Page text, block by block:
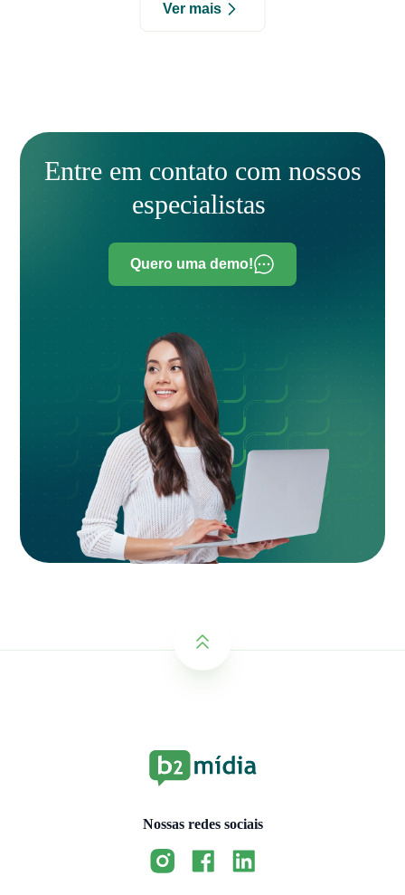
Ver mais
Entre em contato com nossos
especialistas
Quero uma demo!
Nossas redes sociais